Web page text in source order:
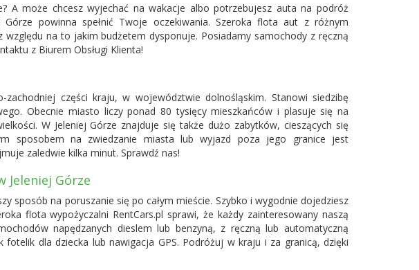
A może chcesz wyjechać na wakacje albo potrzebujesz auta na podróż
powinna spełnić Twoje oczekiwania. Szeroka flota aut z różnym
na to jakim budżetem dysponuje. Posiadamy samochody z ręczną
z Biurem Obsługi Klienta!
zachodniej części kraju, w województwie dolnośląskim. Stanowi siedzibę
Obecnie miasto liczy ponad 80 tysięcy mieszkańców i plasuje się na
W Jeleniej Górze znajduje się także dużo zabytków, cieszących się
sposobem na zwiedzanie miasta lub wyjazd poza jego granice jest
zaledwie kilka minut. Sprawdź nas!
Jeleniej Górze
sposób na poruszanie się po całym mieście. Szybko i wygodnie dojedziesz
flota wypożyczalni RentCars.pl sprawi, że każdy zainteresowany naszą
napędzanych dieslem lub benzyną, z ręczną lub automatyczną
dla dziecka lub nawigacja GPS. Podróżuj w kraju i za granicą, dzięki